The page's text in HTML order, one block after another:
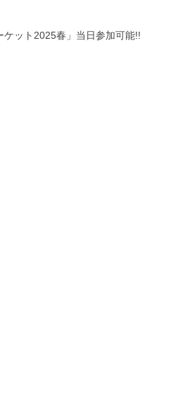
ケット2025春」当日参加可能!!